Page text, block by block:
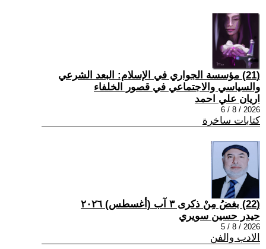
(21) مؤسسة الجواري في الإسلام: البعد الشرعي
والسياسي والاجتماعي في قصور الخلفاء
اريان علي احمد
2026 / 8 / 6
كتابات ساخرة
(22) بغضُ مِنْ ذكرى ٣ آب (أغسطس) ٢٠٢٦
حيدر حسين سويري
2026 / 8 / 5
الادب والفن